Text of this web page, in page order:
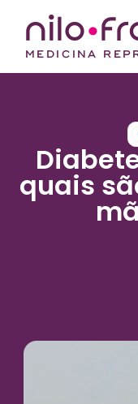
quais